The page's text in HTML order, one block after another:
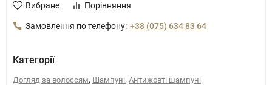
Вибране Порівняння
Замовлення по телефону: +38 (075) 634 83 64
Категорії
Догляд за волоссям, Шампуні, Антижовті шампуні